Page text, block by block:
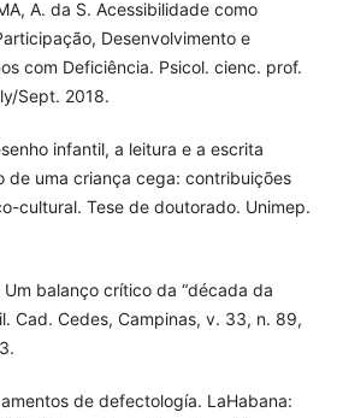
A. da S. Acessibilidade como
Desenvolvimento e
com Deficiência. Psicol. cienc. prof.
Sept. 2018.
infantil, a leitura e a escrita
de uma criança cega: contribuições
cultural. Tese de doutorado. Unimep.
Um balanço crítico da “década da
Cad. Cedes, Campinas, v. 33, n. 89,
de defectología. LaHabana: